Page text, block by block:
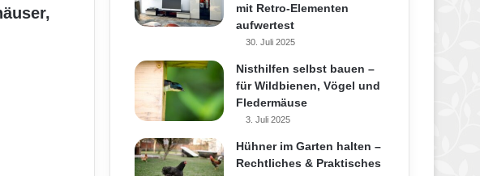
mit Retro-Elementen
aufwertest
30. Juli 2025
Nisthilfen selbst bauen –
für Wildbienen, Vögel und
Fledermäuse
3. Juli 2025
Hühner im Garten halten –
Rechtliches & Praktisches